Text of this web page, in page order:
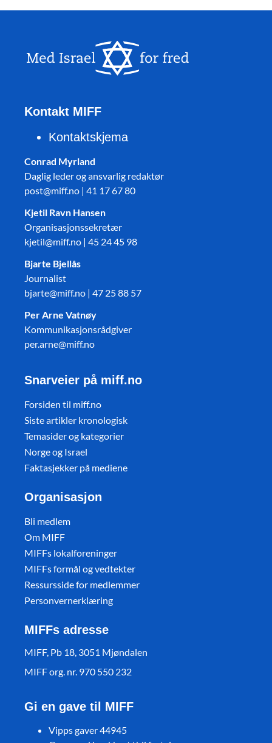
Kontakt MIFF
Kontaktskjema
Conrad Myrland
Daglig leder og ansvarlig redaktør
post@miff.no | 41 17 67 80
Kjetil Ravn Hansen
Organisasjonssekretær
kjetil@miff.no | 45 24 45 98
Bjarte Bjellås
Journalist
bjarte@miff.no | 47 25 88 57
Per Arne Vatnøy
Kommunikasjonsrådgiver
per.arne@miff.no
Snarveier på miff.no
Forsiden til miff.no
Siste artikler kronologisk
Temasider og kategorier
Norge og Israel
Faktasjekker på mediene
Organisasjon
Bli medlem
Om MIFF
MIFFs lokalforeninger
MIFFs formål og vedtekter
Ressursside for medlemmer
Personvernerklæring
MIFFs adresse
MIFF, Pb 18, 3051 Mjøndalen
MIFF org. nr. 970 550 232
Gi en gave til MIFF
Vipps gaver 44945